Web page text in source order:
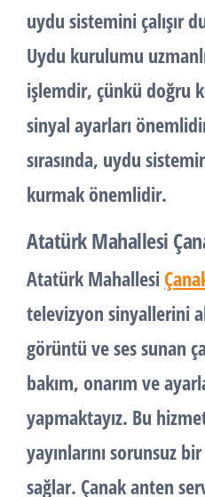
uydu sistemini çalışır
Uydu kurulumu
işlemdir, çünkü doğru
sinyal ayarları
sırasında, uydu
kurmak önemlidir.
Atatürk Mahallesi
Atatürk Mahallesi
televizyon sinyallerini
görüntü ve ses sunan
bakım, onarım ve
yapmaktayız. Bu
yayınlarını sorunsuz
sağlar. Çanak anten